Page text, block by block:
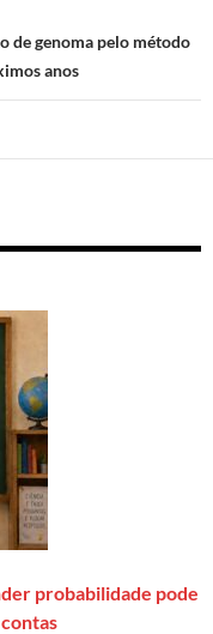
de genoma pelo método
anos
probabilidade pode